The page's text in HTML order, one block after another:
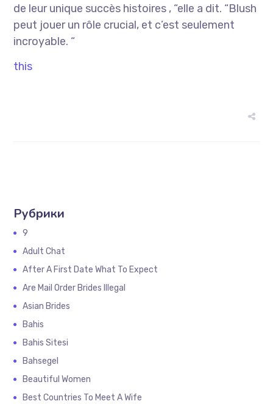
de leur unique succès histoires , “elle a dit. “Blush
peut jouer un rôle crucial, et c’est seulement
incroyable. “
this
Рубрики
9
Adult Chat
After A First Date What To Expect
Are Mail Order Brides Illegal
Asian Brides
Bahis
Bahis Sitesi
Bahsegel
Beautiful Women
Best Countries To Meet A Wife